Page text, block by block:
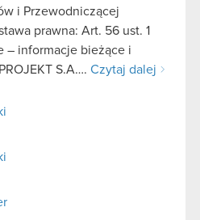
i Przewodniczącej
prawna: Art. 56 ust. 1
– informacje bieżące i
S.A…. Czytaj dalej